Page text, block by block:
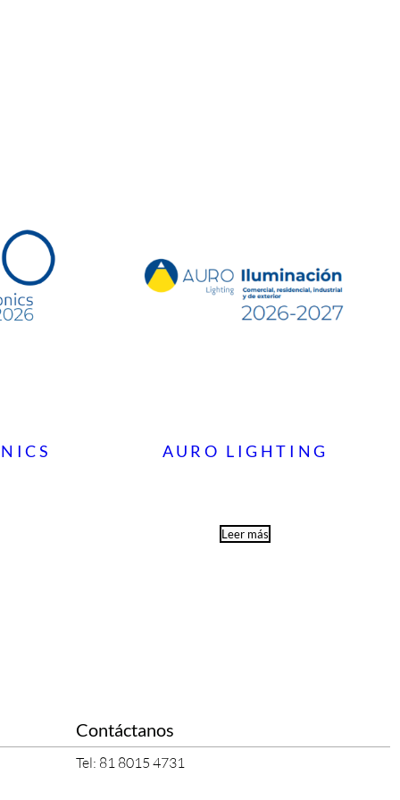
AURO LIGHTING
Leer más
Contáctanos
Tel: 81 8015 4731